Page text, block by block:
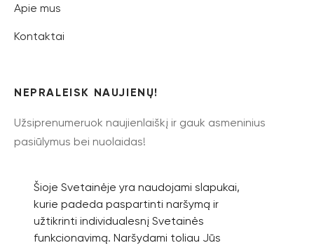
Apie mus
Kontaktai
NEPRALEISK NAUJIENŲ!
Užsiprenumeruok naujienlaiškį ir gauk asmeninius
pasiūlymus bei nuolaidas!
Prenumeruoti
Šioje Svetainėje yra naudojami slapukai,
kurie padeda paspartinti naršymą ir
užtikrinti individualesnį Svetainės
funkcionavimą. Naršydami toliau Jūs